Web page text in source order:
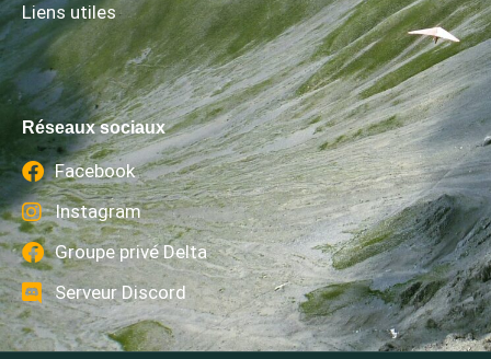
Liens utiles
Réseaux sociaux
Facebook
Instagram
Groupe privé Delta
Serveur Discord